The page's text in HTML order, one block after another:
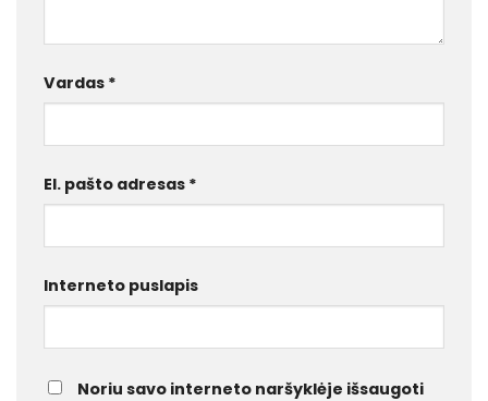
Vardas *
El. pašto adresas *
Interneto puslapis
Noriu savo interneto naršyklėje išsaugoti